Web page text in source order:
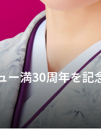
ー満30周年を記